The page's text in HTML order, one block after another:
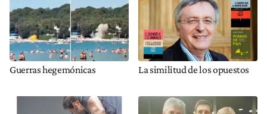
Guerras hegemónicas La similitud de los opuestos